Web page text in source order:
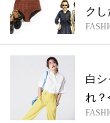
クし
白シ
れ？
着る